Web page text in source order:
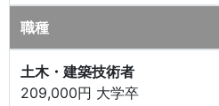
職種
土木・建築技術者
209,000円 大学卒